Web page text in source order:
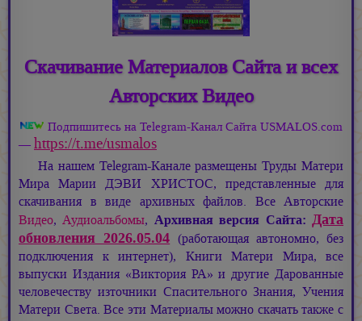
Скачивание Материалов Сайта и всех
Авторских Видео
Подпишитесь на Telegram-Канал Сайта USMALOS.com
— https://t.me/usmalos
На нашем Telegram-Канале размещены Труды Матери
МираМарии ДЭВИ ХРИСТОС, представленные для
скачивания в виде архивных файлов. Все Авторские
Видео,Аудиоальбомы, Архивная версия Сайта:Дата
обновления 2026.05.04 (работающая автономно, без
подключения к интернет), Книги Матери Мира, все
выпуски Издания «Виктория РА» и другие Дарованные
человечеству източники Спасительного Знания, Учения
Матери Света. Все эти Материалы можно скачать также с